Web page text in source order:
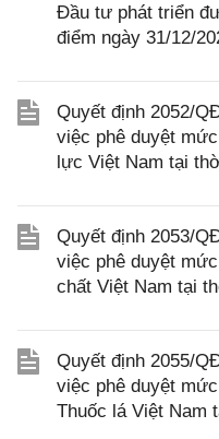
Đầu tư phát triển
điểm ngày 31/12/
Quyết định 2052/
việc phê duyệt
lực Việt Nam tại
Quyết định 2053/
việc phê duyệt
chất Việt Nam tại
Quyết định 2055/
việc phê duyệt
Thuốc lá Việt Nam